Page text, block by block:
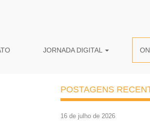
JORNADA DIGITAL
POSTAGENS
16 de julho de 2026